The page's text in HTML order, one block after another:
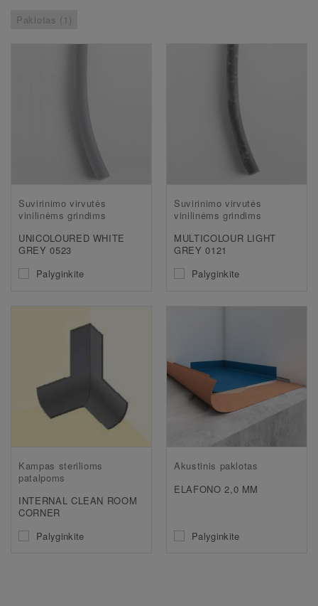
Paklotas (1)
Suvirinimo virvutės
vinilinėms grindims
UNICOLOURED WHITE
GREY 0523
Palyginkite
Suvirinimo virvutės
vinilinėms grindims
MULTICOLOUR LIGHT
GREY 0121
Palyginkite
Kampas sterilioms
patalpoms
INTERNAL CLEAN ROOM
CORNER
Palyginkite
Akustinis paklotas
ELAFONO 2,0 MM
Palyginkite